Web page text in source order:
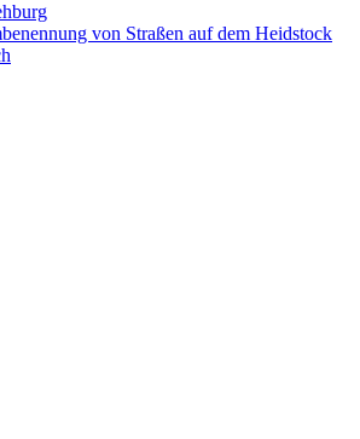
von Straßen auf dem Heidstock